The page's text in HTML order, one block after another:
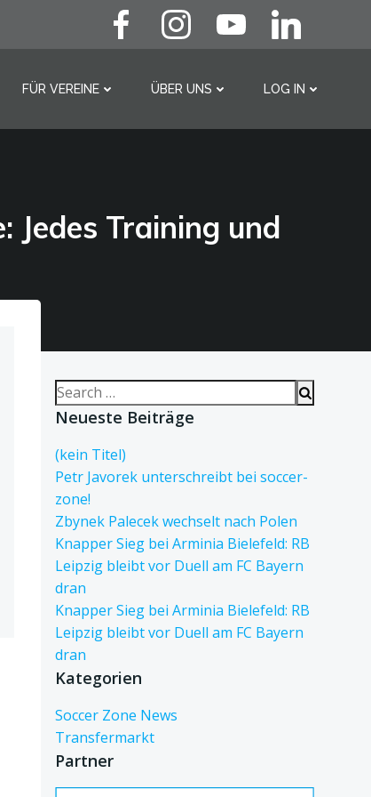
FÜR VEREINE ÜBER UNS LOG IN
Search
for:
Neueste Beiträge
(kein Titel)
Petr Javorek unterschreibt bei soccer-
zone!
Zbynek Palecek wechselt nach Polen
Knapper Sieg bei Arminia Bielefeld: RB
Leipzig bleibt vor Duell am FC Bayern
dran
Knapper Sieg bei Arminia Bielefeld: RB
Leipzig bleibt vor Duell am FC Bayern
dran
Kategorien
Soccer Zone News
Transfermarkt
Partner